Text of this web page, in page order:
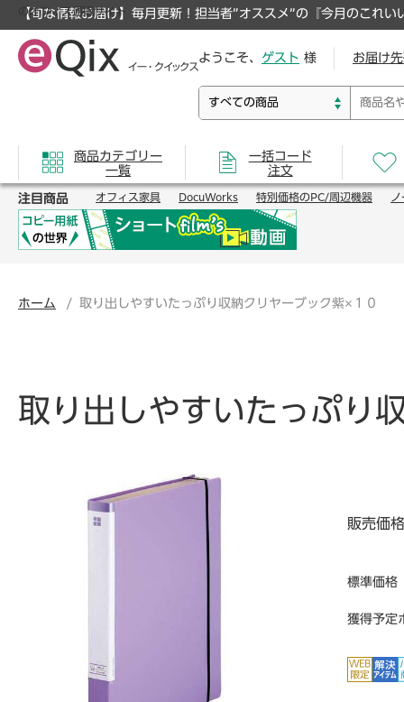
【旬な情報お届け】毎月更新！担当者”オススメ”の『今月のこれい
のオフィス通販サイト
ようこそ、 ゲスト 様 お届け
商品カテゴリー
一覧
一括コード
注文
注目商品 オフィス家具 DocuWorks 特別価格のPC/周辺機器 ノ
ホーム 取り出しやすいたっぷり収納クリヤーブック紫×１０
取り出しやすいたっぷり
販売価格
標準価格
獲得予定